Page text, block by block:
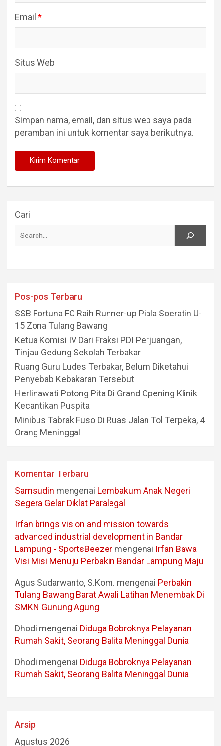
Email *
Situs Web
Simpan nama, email, dan situs web saya pada
peramban ini untuk komentar saya berikutnya.
Cari
Pos-pos Terbaru
SSB Fortuna FC Raih Runner-up Piala Soeratin U-
15 Zona Tulang Bawang
Ketua Komisi IV Dari Fraksi PDI Perjuangan,
Tinjau Gedung Sekolah Terbakar
Ruang Guru Ludes Terbakar, Belum Diketahui
Penyebab Kebakaran Tersebut
Herlinawati Potong Pita Di Grand Opening Klinik
Kecantikan Puspita
Minibus Tabrak Fuso Di Ruas Jalan Tol Terpeka, 4
Orang Meninggal
Komentar Terbaru
Samsudin mengenai Lembakum Anak Negeri
Segera Gelar Diklat Paralegal
Irfan brings vision and mission towards
advanced industrial development in Bandar
Lampung - SportsBeezer mengenai Irfan Bawa
Visi Misi Menuju Perbakin Bandar Lampung Maju
Agus Sudarwanto, S.Kom. mengenai Perbakin
Tulang Bawang Barat Awali Latihan Menembak Di
SMKN Gunung Agung
Dhodi mengenai Diduga Bobroknya Pelayanan
Rumah Sakit, Seorang Balita Meninggal Dunia
Dhodi mengenai Diduga Bobroknya Pelayanan
Rumah Sakit, Seorang Balita Meninggal Dunia
Arsip
Agustus 2026